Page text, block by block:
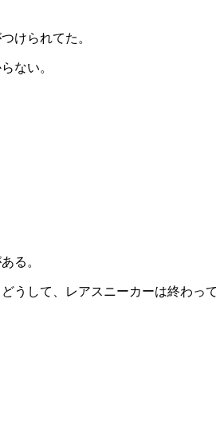
けられてた。
ない。
る。
うして、レアスニーカーは終わっ